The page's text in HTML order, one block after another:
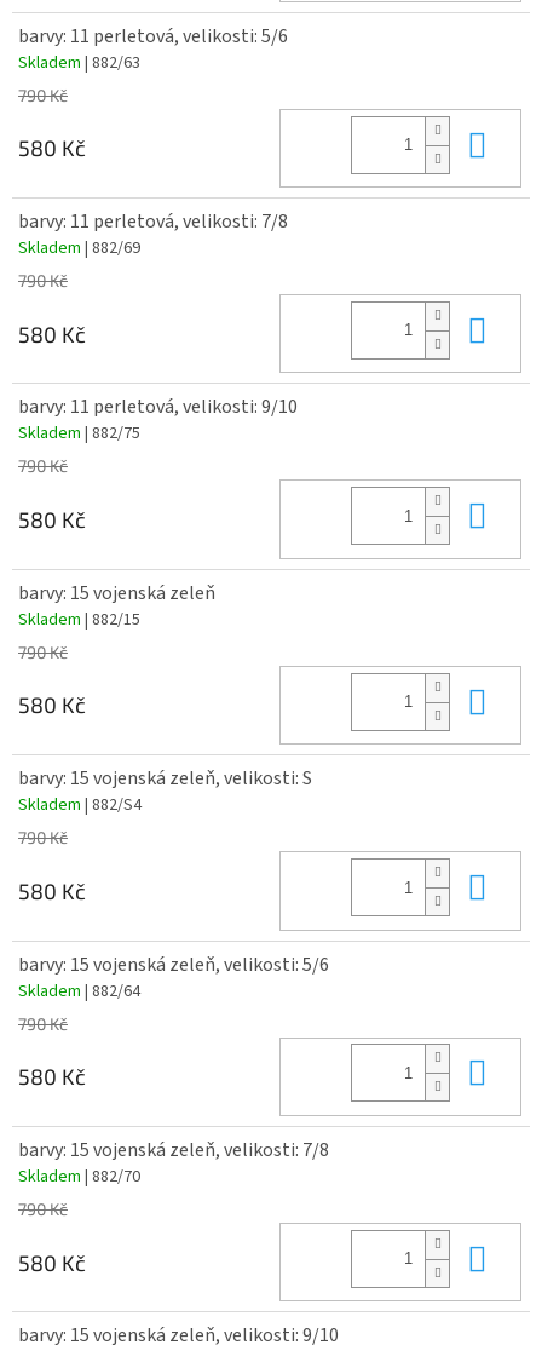
barvy: 11 perletová, velikosti: 5/6
Skladem | 882/63
790 Kč
580 Kč
barvy: 11 perletová, velikosti: 7/8
Skladem | 882/69
790 Kč
580 Kč
barvy: 11 perletová, velikosti: 9/10
Skladem | 882/75
790 Kč
580 Kč
barvy: 15 vojenská zeleň
Skladem | 882/15
790 Kč
580 Kč
barvy: 15 vojenská zeleň, velikosti: S
Skladem | 882/S4
790 Kč
580 Kč
barvy: 15 vojenská zeleň, velikosti: 5/6
Skladem | 882/64
790 Kč
580 Kč
barvy: 15 vojenská zeleň, velikosti: 7/8
Skladem | 882/70
790 Kč
580 Kč
barvy: 15 vojenská zeleň, velikosti: 9/10